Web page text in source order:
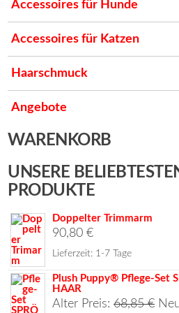
Accessoires für Hunde
Accessoires für Katzen
Haarschmuck
Angebote
WARENKORB
UNSERE
PRODUKTE
Doppelter Trimmarm
90,80 €
Lieferzeit: 1-7 Tage
Plush Puppy® Pflege-Set
HAAR
Alter Preis: 68,85€